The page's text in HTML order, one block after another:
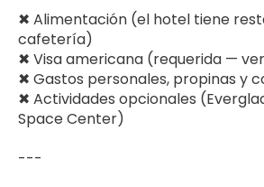
✖ Alimentación (el hotel tiene
cafetería)
✖ Visa americana (requerida —
✖ Gastos personales, propinas y
✖ Actividades opcionales
Space Center)
---